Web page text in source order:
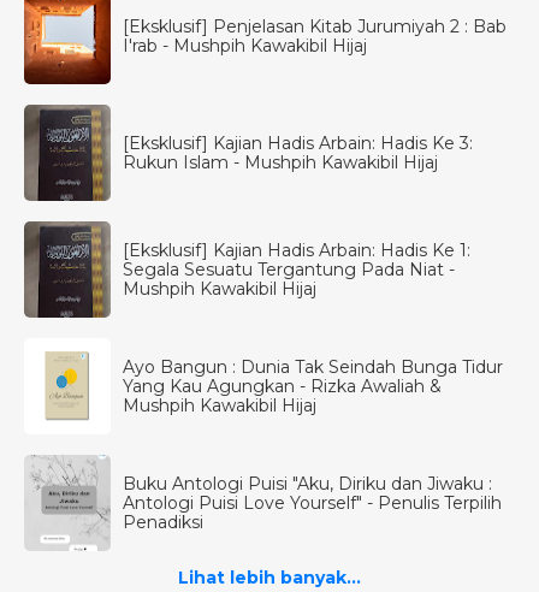
[Eksklusif] Penjelasan Kitab Jurumiyah 2 : Bab
I'rab - Mushpih Kawakibil Hijaj
[Eksklusif] Kajian Hadis Arbain: Hadis Ke 3:
Rukun Islam - Mushpih Kawakibil Hijaj
[Eksklusif] Kajian Hadis Arbain: Hadis Ke 1:
Segala Sesuatu Tergantung Pada Niat -
Mushpih Kawakibil Hijaj
Ayo Bangun : Dunia Tak Seindah Bunga Tidur
Yang Kau Agungkan - Rizka Awaliah &
Mushpih Kawakibil Hijaj
Buku Antologi Puisi "Aku, Diriku dan Jiwaku :
Antologi Puisi Love Yourself" - Penulis Terpilih
Penadiksi
Lihat lebih banyak...